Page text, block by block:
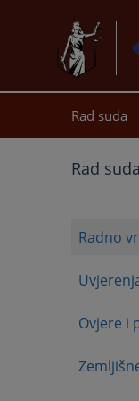
Rad suda
Rad suda
Radno
Ovjere i